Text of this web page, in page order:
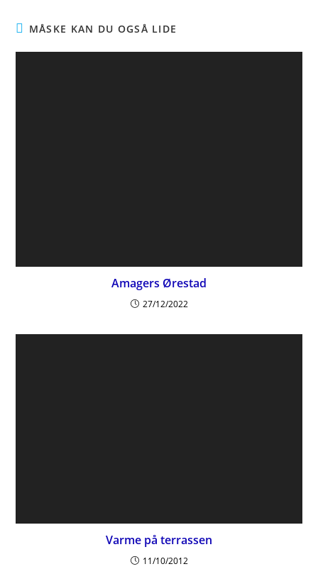
MÅSKE KAN DU OGSÅ LIDE
Amagers Ørestad
27/12/2022
Varme på terrassen
11/10/2012